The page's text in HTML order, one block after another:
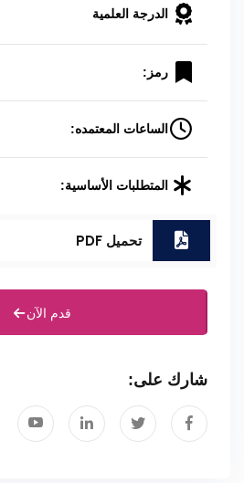
الدرجة العلمية
رمز:
الساعات المعتمده:
المتطلبات الأساسية:
تحميل PDF
قدم الآن
شارك على: